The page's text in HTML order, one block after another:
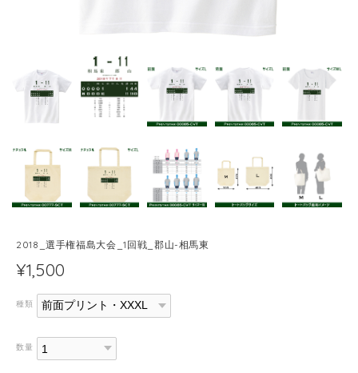
2018_選手権福島大会_1回戦_郡山-相馬東
¥1,500
種類
数量